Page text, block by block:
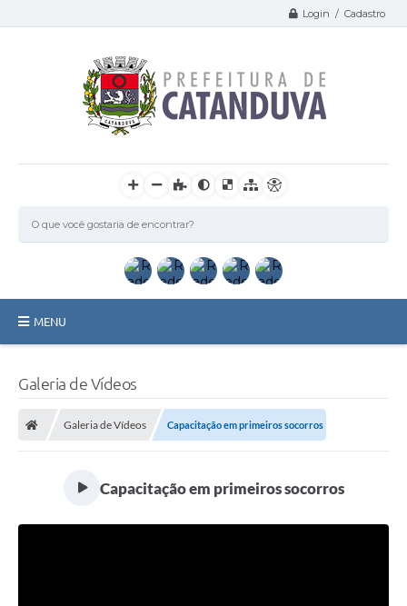
Login / Cadastro
MENU
Galeria de Vídeos
Galeria de Vídeos Capacitação em primeiros socorros
Capacitação em primeiros socorros